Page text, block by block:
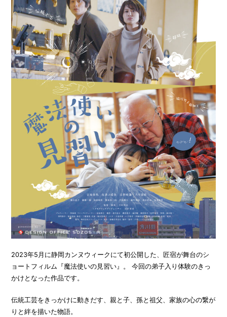
2023年5月に静岡カンヌウィークにて初公開した、匠宿が舞台のシ
ョートフィルム『魔法使いの見習い』。 今回の弟子入り体験のきっ
かけとなった作品です。
伝統工芸をきっかけに動きだす、親と子、孫と祖父、家族の心の繋が
りと絆を描いた物語。